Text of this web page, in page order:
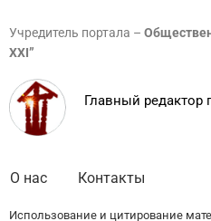
Учредитель портала –
XXI”
Главный редактор
О нас Контакты
Использование и цитирование